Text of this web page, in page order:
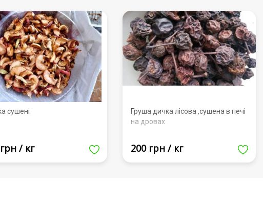
сушені
/ кг
Груша дичка лісова ,сушена в печі
на дровах
200 грн / кг